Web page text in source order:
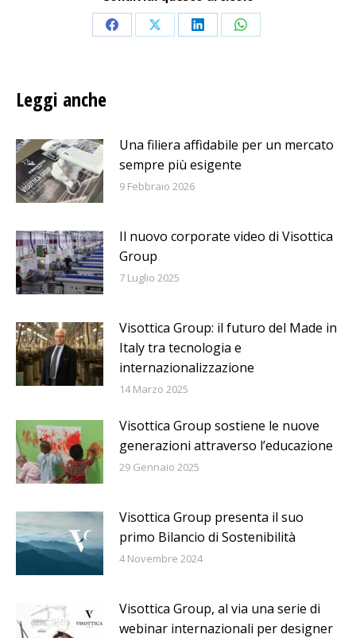
CondividiCondividiCondividiCondividi
Leggi anche
Una filiera affidabile per un mercato
sempre più esigente
9 Febbraio 2026
Il nuovo corporate video di Visottica
Group
7 Luglio 2025
Visottica Group: il futuro del Made in
Italy tra tecnologia e
internazionalizzazione
14 Marzo 2025
Visottica Group sostiene le nuove
generazioni attraverso l’educazione
29 Gennaio 2025
Visottica Group presenta il suo
primo Bilancio di Sostenibilità
4 Novembre 2024
Visottica Group, al via una serie di
webinar internazionali per designer